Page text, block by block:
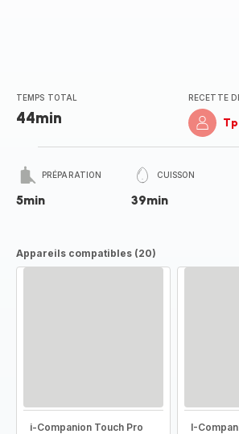
TEMPS TOTAL
44min
RECETTE
PRÉPARATION
5min
CUISSON
39min
Appareils compatibles (20)
i-Companion Touch Pro
I-